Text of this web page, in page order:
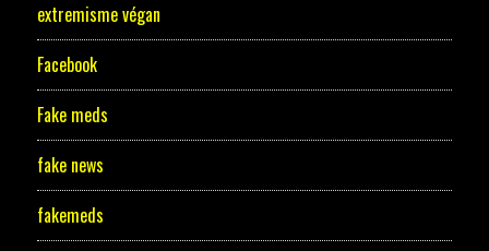
extremisme végan
Facebook
Fake meds
fake news
fakemeds